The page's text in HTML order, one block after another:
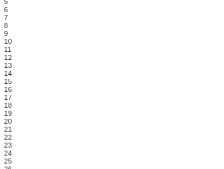
6
7
8
9
10
11
12
13
14
15
16
17
18
19
20
21
22
23
24
25